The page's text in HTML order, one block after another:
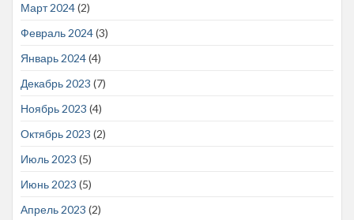
Март 2024(2)
Февраль 2024(3)
Январь 2024(4)
Декабрь 2023 (7)
Ноябрь 2023 (4)
Октябрь 2023 (2)
Июль 2023 (5)
Июнь 2023 (5)
Апрель 2023 (2)